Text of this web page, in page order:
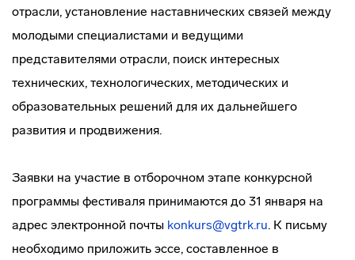
отрасли, установление наставнических связей между
молодыми специалистами и ведущими
представителями отрасли, поиск интересных
технических, технологических, методических и
образовательных решений для их дальнейшего
развития и продвижения.
Заявки на участие в отборочном этапе конкурсной
программы фестиваля принимаются до 31 января на
адрес электронной почты konkurs@vgtrk.ru. К письму
необходимо приложить эссе, составленное в